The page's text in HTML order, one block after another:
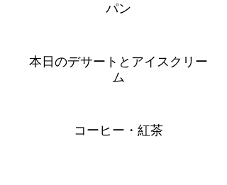
パン
本日のデサートとアイスクリー
ム
コーヒー・紅茶